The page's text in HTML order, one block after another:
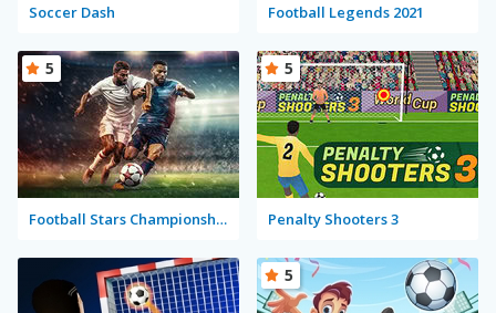
Soccer Dash Football Legends 2021
Football Stars Championship
5
Penalty Shooters 3
5
5